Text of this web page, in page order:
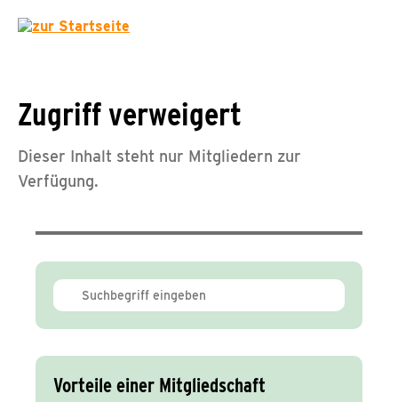
Zugriff verweigert
Dieser Inhalt steht nur Mitgliedern zur
Verfügung.
Vorteile einer Mitgliedschaft